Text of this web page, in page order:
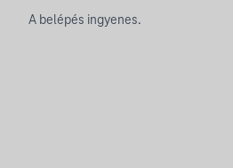
A belépés ingyenes.